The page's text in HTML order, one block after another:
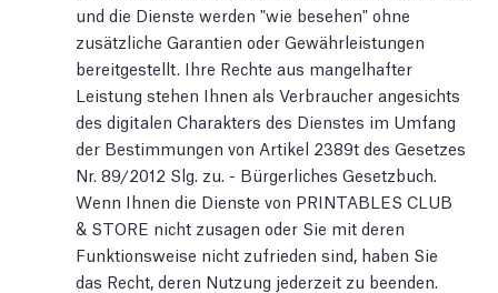
und die Dienste werden "wie besehen" ohne
zusätzliche Garantien oder Gewährleistungen
bereitgestellt. Ihre Rechte aus mangelhafter
Leistung stehen Ihnen als Verbraucher angesichts
des digitalen Charakters des Dienstes im Umfang
der Bestimmungen von Artikel 2389t des Gesetzes
Nr. 89/2012 Slg. zu. - Bürgerliches Gesetzbuch.
Wenn Ihnen die Dienste von PRINTABLES CLUB
& STORE nicht zusagen oder Sie mit deren
Funktionsweise nicht zufrieden sind, haben Sie
das Recht, deren Nutzung jederzeit zu beenden.